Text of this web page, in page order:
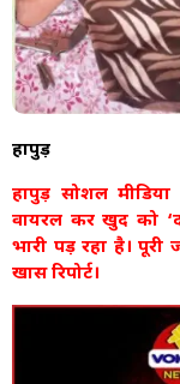
हापुड़
हापुड़ सोशल
वायरल कर खुद को
भारी पड़ रहा है।
खास रिपोर्ट।